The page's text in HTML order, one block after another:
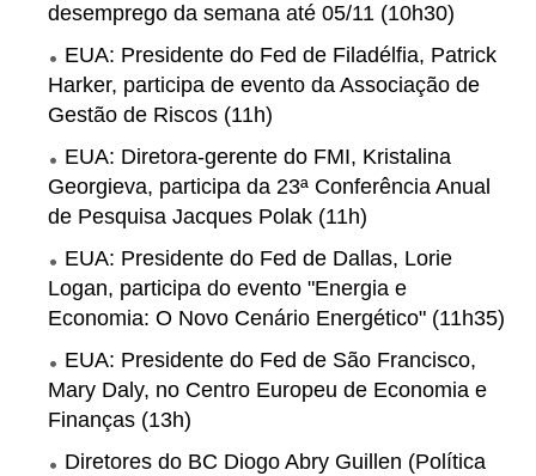
desemprego da semana até 05/11 (10h30)
EUA: Presidente do Fed de Filadélfia, Patrick
Harker, participa de evento da Associação de
Gestão de Riscos (11h)
EUA: Diretora-gerente do FMI, Kristalina
Georgieva, participa da 23ª Conferência Anual
de Pesquisa Jacques Polak (11h)
EUA: Presidente do Fed de Dallas, Lorie
Logan, participa do evento "Energia e
Economia: O Novo Cenário Energético" (11h35)
EUA: Presidente do Fed de São Francisco,
Mary Daly, no Centro Europeu de Economia e
Finanças (13h)
Diretores do BC Diogo Abry Guillen (Política